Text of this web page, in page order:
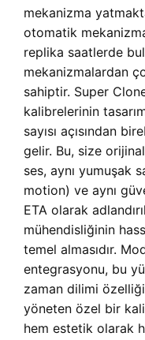
mekanizma
otomatik
replika saatlerde
mekanizmalardan
sahiptir. Super
kalibrelerinin
sayısı açısından
gelir. Bu, size
ses, aynı yumuşak
motion) ve aynı
ETA olarak
mühendisliğinin
temel almasıdır.
entegrasyonu, bu
zaman dilimi
yöneten özel bir
hem estetik olarak